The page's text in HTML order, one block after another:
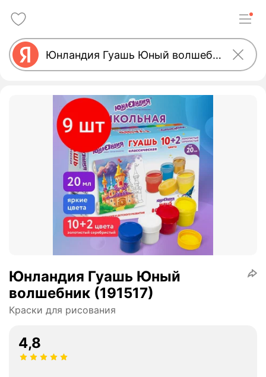
Юнландия Гуашь Юный
волшебник (191517)
Краски для рисования
4,8